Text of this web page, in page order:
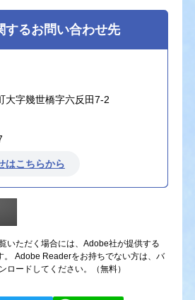
するお問い合わせ先
大字幾世橋字六反田7-2
はこちらから
いただく場合には、Adobe社が提供する
Adobe Readerをお持ちでない方は、バ
ロードしてください。（無料）